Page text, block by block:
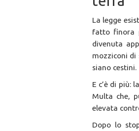
La legge
fatto finora
divenuta
mozziconi di
siano cestini.
E c’è di più:
Multa che,
elevata
Dopo lo